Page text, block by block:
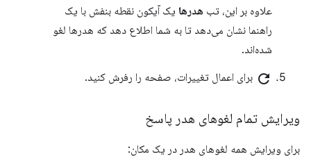
علاوه بر این، تب هدرها یک آیکون نقطه بنفش با یک
راهنما نشان می‌دهد تا به شما اطلاع دهد که هدرها لغو
شده‌اند.
refresh برای اعمال تغییرات، صفحه را رفرش کنید.
ویرایش تمام لغوهای هدر پاسخ
برای ویرایش همه لغوهای هدر در یک مکان: